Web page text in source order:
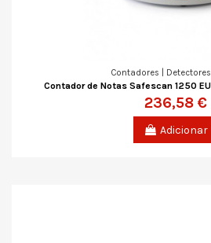
Contadores |
Contador de Notas Safescan 1250
236,58 €
Adicionar